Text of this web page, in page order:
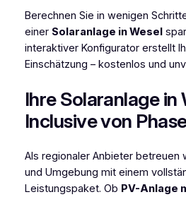
Berechnen Sie in wenigen
einer Solaranlage in Wesel
interaktiver Konfigurator erstellt
Einschätzung – kostenlos und
Ihre Solaranlage in
Inclusive von
Als regionaler Anbieter betreuen
und Umgebung mit einem
Leistungspaket. Ob PV-Anlage